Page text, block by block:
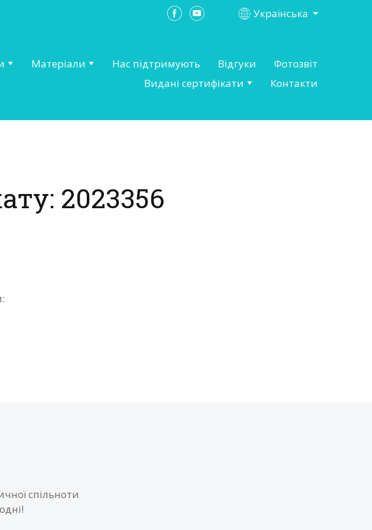
Українська
Матеріали Нас підтримують Відгуки
Фотозвіт
Видані сертифікати
Контакти
2023356
спільноти